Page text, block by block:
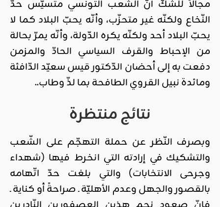
مجالاً للشكّ أنّ الشعب التونسي متسيّس حدّ
النّخاع ولكنّه غير متحزّب، وأنّه يحبّ البلاد كما لا
يحبّ البلاد أحد ولكنّه يكره الدّولة، وأنّه يمرّ بحالة
من الإحباط والقرف السياسي الحادّ والمزمن
دفعت به إلى أحضان الدّكتور قيس سعيّد الدّافئة
ومائدة نبيل القروي الطافحة بما لذّ وطاب..
نتائج منتظرة
وبصرف النّظر عن حملة التهجّم على الشّعب
والتشكيك في إرادته التي انخرط فيها (شهداء
وجرحى الانتخابات) والتي بلغت حدّ اتّهامه
بالقصور والجهل وعدم الأهليّة ـ صراحةً أو كناية ـ